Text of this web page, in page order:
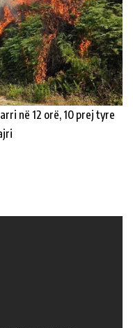
në 12 orë, 10 prej tyre